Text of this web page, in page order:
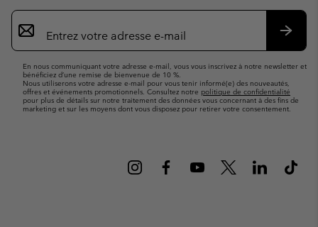
Inscription
par
e-
En nous communiquant votre adresse e-mail, vous vous inscrivez à notre newsletter et
bénéficiez d’une remise de bienvenue de 10 %.
Nous utiliserons votre adresse e-mail pour vous tenir informé(e) des nouveautés,
offres et événements promotionnels. Consultez notre politique de confidentialité
pour plus de détails sur notre traitement des données vous concernant à des fins de
marketing et sur les moyens dont vous disposez pour retirer votre consentement.